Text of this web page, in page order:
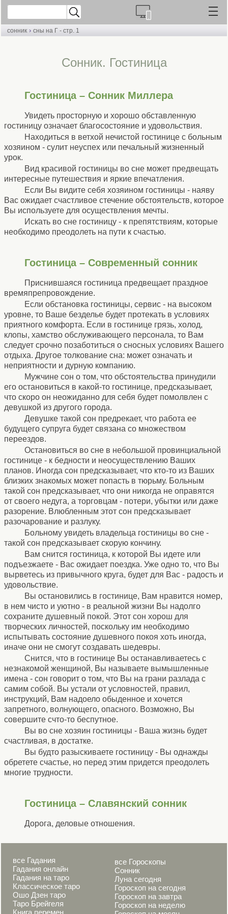
сонник › сны на Г - стр. 1
Cонник. Гостиница
Гостиница – Сонник Миллера
Увидеть просторную и хорошо обставленную
гостиницу означает благосостояние и удовольствия.
Находиться в ветхой нечистой гостинице с больным
хозяином - сулит неуспех или печальный жизненный
урок.
Вид красивой гостиницы во сне может предвещать
интересные путешествия и яркие впечатления.
Если Вы видите себя хозяином гостиницы - наяву
Вас ожидает счастливое стечение обстоятельств, которое
Вы используете для осуществления мечты.
Искать во сне гостиницу - к препятствиям, которые
необходимо преодолеть на пути к счастью.
Гостиница – Современный сонник
Приснившаяся гостиница предвещает праздное
времяпрепровождение.
Если обстановка гостиницы, сервис - на высоком
уровне, то Ваше безделье будет протекать в условиях
приятного комфорта. Если в гостинице грязь, холод,
клопы, хамство обслуживающего персонала, то Вам
следует срочно позаботиться о сносных условиях Вашего
отдыха. Другое толкование сна: может означать и
неприятности и дурную компанию.
Мужчине сон о том, что обстоятельства принудили
его остановиться в какой-то гостинице, предсказывает,
что скоро он неожиданно для себя будет помолвлен с
девушкой из другого города.
Девушке такой сон предрекает, что работа ее
будущего супруга будет связана со множеством
переездов.
Остановиться во сне в небольшой провинциальной
гостинице - к бедности и неосуществлению Ваших
планов. Иногда сон предсказывает, что кто-то из Ваших
близких знакомых может попасть в тюрьму. Больным
такой сон предсказывает, что они никогда не оправятся
от своего недуга, а торговцам - потери, убытки или даже
разорение. Влюбленным этот сон предсказывает
разочарование и разлуку.
Больному увидеть владельца гостиницы во сне -
такой сон предсказывает скорую кончину.
Вам снится гостиница, к которой Вы идете или
подъезжаете - Вас ожидает поездка. Уже одно то, что Вы
вырветесь из привычного круга, будет для Вас - радость и
удовольствие.
Вы остановились в гостинице, Вам нравится номер,
в нем чисто и уютно - в реальной жизни Вы надолго
сохраните душевный покой. Этот сон хорош для
творческих личностей, поскольку им необходимо
испытывать состояние душевного покоя хоть иногда,
иначе они не смогут создавать шедевры.
Снится, что в гостинице Вы останавливаетесь с
незнакомой женщиной, Вы называете вымышленные
имена - сон говорит о том, что Вы на грани разлада с
самим собой. Вы устали от условностей, правил,
инструкций, Вам надоело обыденное и хочется
запретного, волнующего, опасного. Возможно, Вы
совершите счто-то беспутное.
Вы во сне хозяин гостиницы - Ваша жизнь будет
счастливая, в достатке.
Вы будто разыскиваете гостиницу - Вы однажды
обретете счастье, но перед этим придется преодолеть
многие трудности.
Гостиница – Славянский сонник
Дорога, деловые отношения.
все Гадания
Гадания онлайн
Гадания на таро
Классическое таро
Ошо Дзен таро
Таро Брейгеля
Книга перемен
все Гороскопы
Сонник
Луна сегодня
Гороскоп на сегодня
Гороскоп на завтра
Гороскоп на неделю